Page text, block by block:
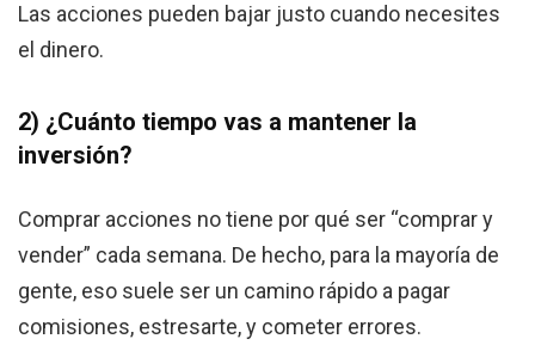
Las acciones pueden bajar justo cuando necesites
el dinero.
2) ¿Cuánto tiempo vas a mantener la
inversión?
Comprar acciones no tiene por qué ser “comprar y
vender” cada semana. De hecho, para la mayoría de
gente, eso suele ser un camino rápido a pagar
comisiones, estresarte, y cometer errores.